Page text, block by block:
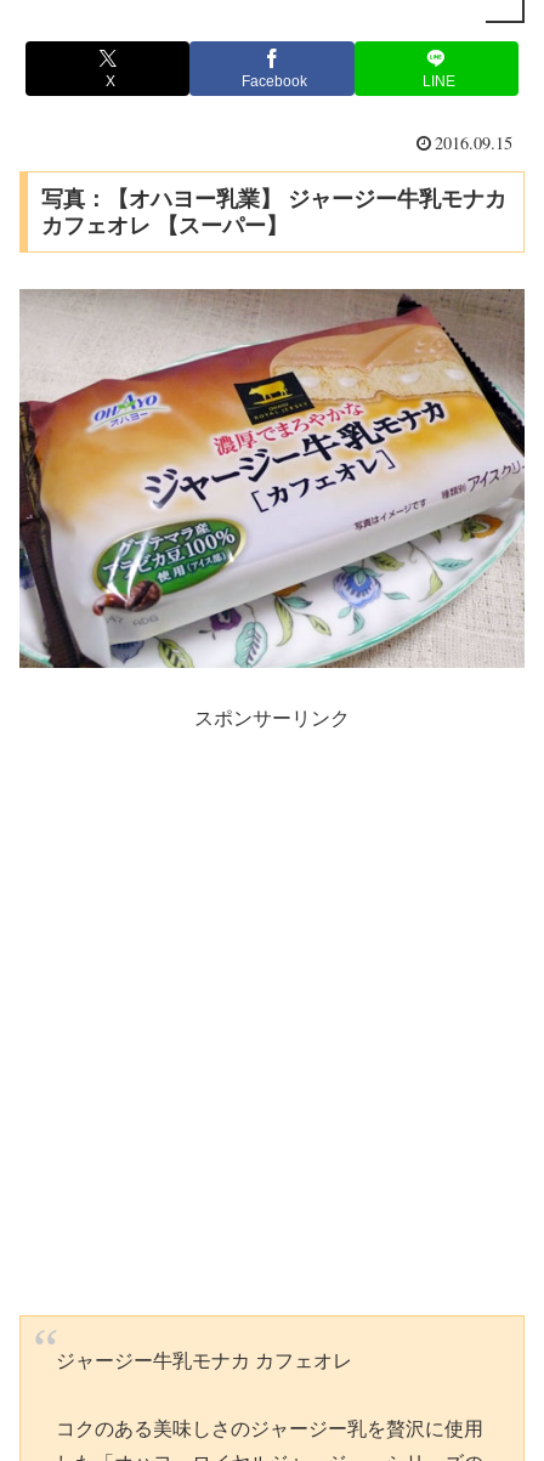
X Facebook LINE
2016.09.15
写真：【オハヨー乳業】 ジャージー牛乳モナカ
カフェオレ 【スーパー】
スポンサーリンク
ジャージー牛乳モナカ カフェオレ
コクのある美味しさのジャージー乳を贅沢に使用